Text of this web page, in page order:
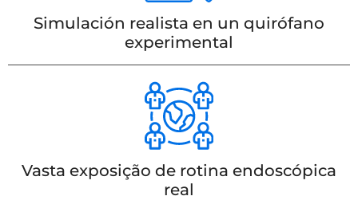
Simulación realista en un quirófano
experimental
Vasta exposição de rotina endoscópica
real